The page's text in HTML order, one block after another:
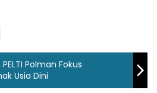
Polman Fokus
Usia Dini